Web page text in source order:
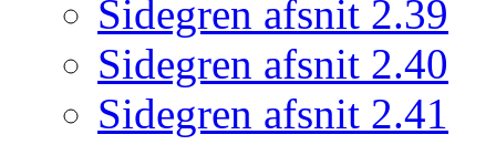
Sidegren afsnit 2.39
Sidegren afsnit 2.40
Sidegren afsnit 2.41